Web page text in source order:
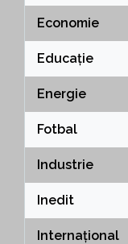
Economie
Educație
Energie
Fotbal
Industrie
Inedit
Internațional